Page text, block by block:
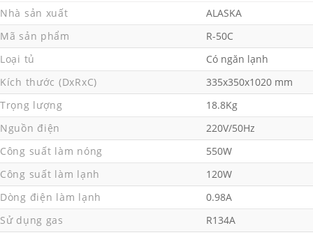
Nhà sản xuất
ALASKA
Mã sản phẩm
R-50C
Loại tủ
Có ngăn lạnh
Kích thước (DxRxC)
335x350x1020 mm
Trọng lượng
18.8Kg
Nguồn điện
220V/50Hz
Công suất làm nóng
550W
Công suất làm lạnh
120W
Dòng điện làm lạnh
0.98A
Sử dụng gas
R134A